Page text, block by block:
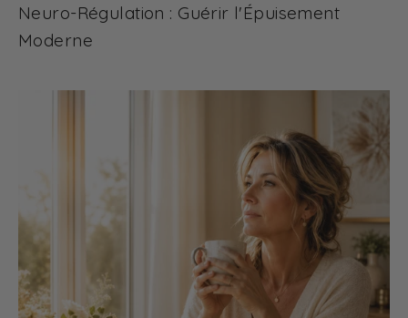
Neuro-Régulation : Guérir l'Épuisement
Moderne